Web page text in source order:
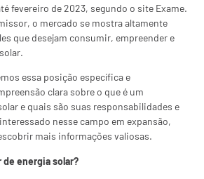
fevereiro de 2023, segundo o site Exame.
o mercado se mostra altamente
que desejam consumir, empreender e
essa posição específica e
clara sobre o que é um
e quais são suas responsabilidades e
nesse campo em expansão,
mais informações valiosas.
de energia solar?